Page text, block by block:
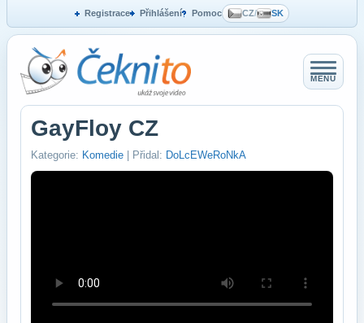
Registrace Přihlášení Pomoc CZ/ SK
MENU
GayFloy CZ
Kategorie: Komedie | Přidal: DoLcEWeRoNkA